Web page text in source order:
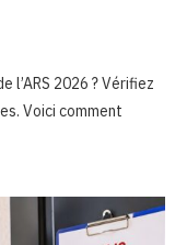
l’ARS 2026 ? Vérifiez
Voici comment